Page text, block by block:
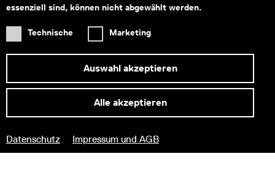
essenziell sind, können nicht abgewählt werden.
Technische Marketing
Auswahl akzeptieren
Alle akzeptieren
Datenschutz Impressum und AGB
barrierefreien Besuch